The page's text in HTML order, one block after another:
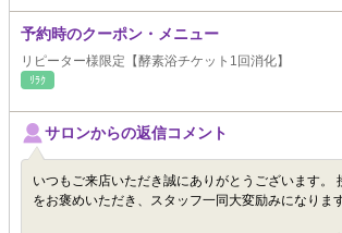
予約時のクーポン・メニュー
リピーター様限定【酵素浴チケット1回消化】
ﾘﾗｸ
サロンからの返信コメント
いつもご来店いただき誠にありがとうございます。
をお褒めいただき、スタッフ一同大変励みになります